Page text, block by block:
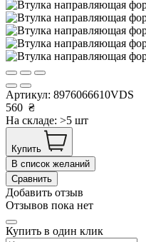
Артикул: 8976066610VDS
560 ₴
На складе: >5 шт
Купить
В список желаний
Сравнить
Добавить отзыв
Отзывов пока нет
Купить в один клик